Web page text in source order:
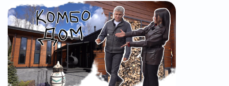
НОВОСТИ
ПЕРЕДАЧИ
ТЕЛЕПРОГРАММА
РЕКЛАМОДАТЕЛЯМ